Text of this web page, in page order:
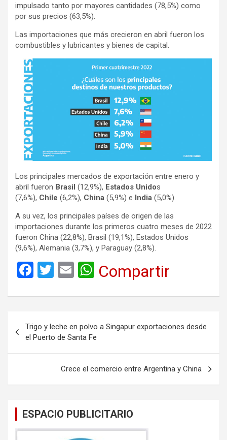
impulsado tanto por mayores cantidades (78,5%) como
por sus precios (63,5%).
Las importaciones que más crecieron en abril fueron los
combustibles y lubricantes y bienes de capital.
Los principales mercados de exportación entre enero y
abril fueron Brasil (12,9%), Estados Unidos
(7,6%), Chile (6,2%), China (5,9%) e India (5,0%).
A su vez, los principales países de origen de las
importaciones durante los primeros cuatro meses de 2022
fueron China (22,8%), Brasil (19,1%), Estados Unidos
(9,6%), Alemania (3,7%), y Paraguay (2,8%).
F
ce
o
o
T
tt
er
E
ail
W
at
A
p
p
Compartir
de
entradas
Trigo y leche en polvo a Singapur exportaciones desde
el Puerto de Santa Fe
Crece el comercio entre Argentina y China
ESPACIO PUBLICITARIO